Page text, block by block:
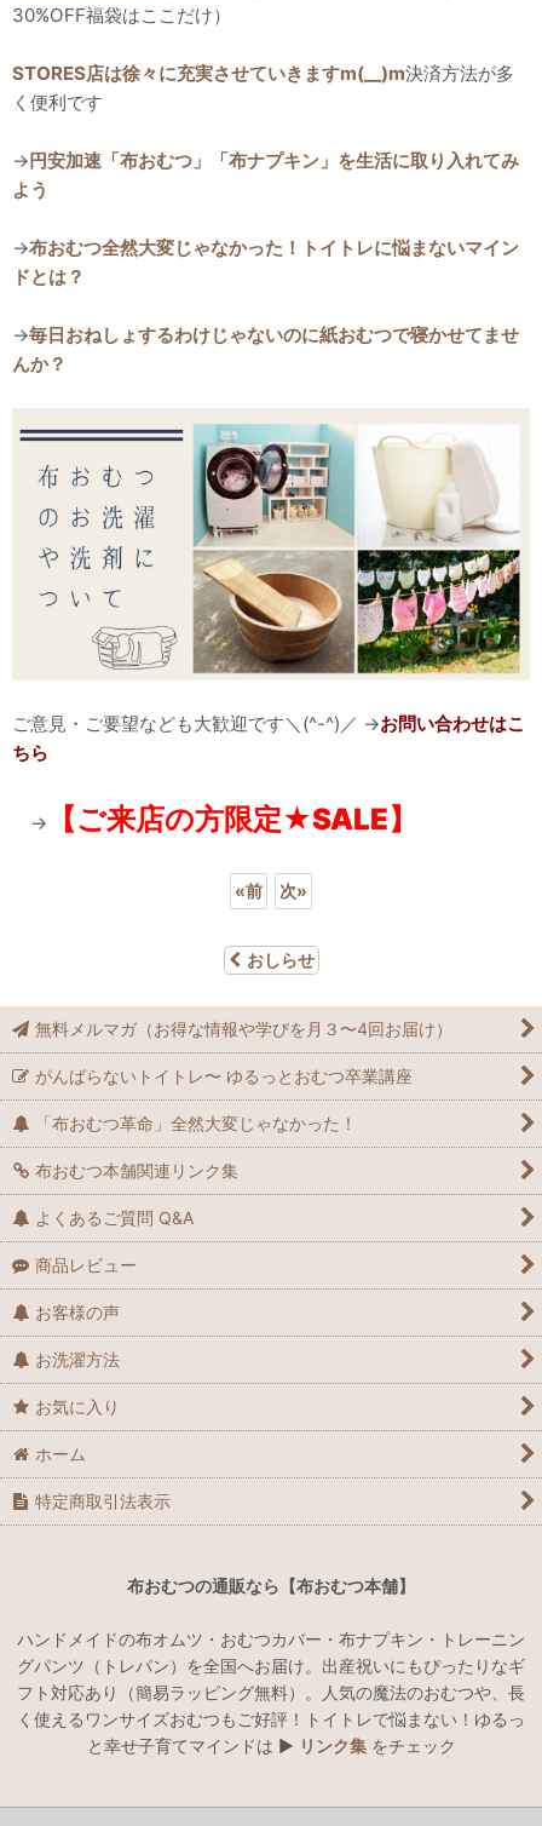
30%OFF福袋はここだけ）
STORES店は徐々に充実させていきますm(__)m決済方法が多
く便利です
→ 円安加速「布おむつ」「布ナプキン」を生活に取り入れてみ
よう
→布おむつ全然大変じゃなかった！トイトレに悩まないマイン
ドとは？
→毎日おねしょするわけじゃないのに紙おむつで寝かせてませ
んか？
ご意見・ご要望なども大歓迎です＼(^-^)／ →お問い合わせはこ
ちら
→ 【ご来店の方限定★SALE】
«前 次»
おしらせ
無料メルマガ（お得な情報や学びを月３〜4回お届け）
がんばらないトイトレ〜 ゆるっとおむつ卒業講座
「布おむつ革命」全然大変じゃなかった！
布おむつ本舗関連リンク集
よくあるご質問 Q&A
商品レビュー
お客様の声
お洗濯方法
お気に入り
ホーム
特定商取引法表示
布おむつの通販なら【布おむつ本舗】
ハンドメイドの布オムツ・おむつカバー・布ナプキン・トレーニン
グパンツ（トレパン）を全国へお届け。出産祝いにもぴったりなギ
フト対応あり（簡易ラッピング無料）。人気の魔法のおむつや、長
く使えるワンサイズおむつもご好評！トイトレで悩まない！ゆるっ
と幸せ子育てマインドは ▶︎ リンク集をチェック